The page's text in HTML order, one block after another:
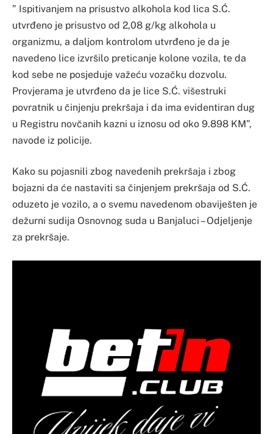
” Ispitivanjem na prisustvo alkohola kod lica S.Ć.
utvrđeno je prisustvo od 2,08 g/kg alkohola u
organizmu, a daljom kontrolom utvrđeno je da je
navedeno lice izvršilo preticanje kolone vozila, te da
kod sebe ne posjeduje važeću vozačku dozvolu.
Provjerama je utvrđeno da je lice S.Ć. višestruki
povratnik u činjenju prekršaja i da ima evidentiran dug
u Registru novčanih kazni u iznosu od oko 9.898 KM”,
navode iz policije.
Kako su pojasnili zbog navedenih prekršaja i zbog
bojazni da će nastaviti sa činjenjem prekršaja od S.Ć.
oduzeto je vozilo, a o svemu navedenom obaviješten je
dežurni sudija Osnovnog suda u Banjaluci – Odjeljenje
za prekršaje.